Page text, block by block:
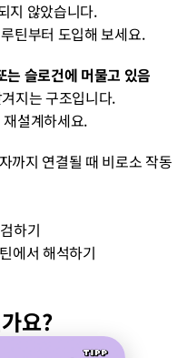
지 않았습니다.
루틴부터 도입해 보세요.
는 슬로건에 머물고 있음
겨지는 구조입니다.
재설계하세요.
까지 연결될 때 비로소 작동
하기
틴에서 해석하기
요?